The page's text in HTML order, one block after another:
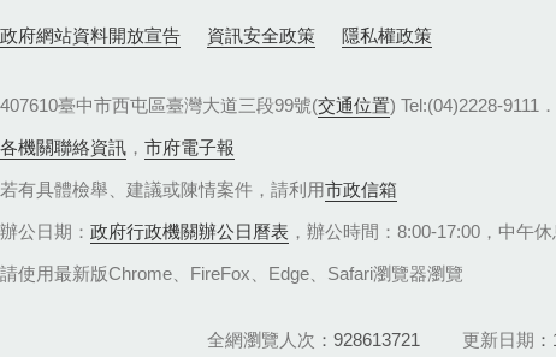
政府網站資料開放宣告 資訊安全政策 隱私權政策
407610臺中市西屯區臺灣大道三段99號(交通位置) Tel:(04)2228-9111
各機關聯絡資訊 ， 市府電子報
若有具體檢舉、建議或陳情案件，請利用市政信箱
辦公日期： 政府行政機關辦公日曆表 ，辦公時間：8:00-17:00，中午
請使用最新版Chrome、FireFox、Edge、Safari瀏覽器瀏覽
全網瀏覽人次 928613721 更新日期